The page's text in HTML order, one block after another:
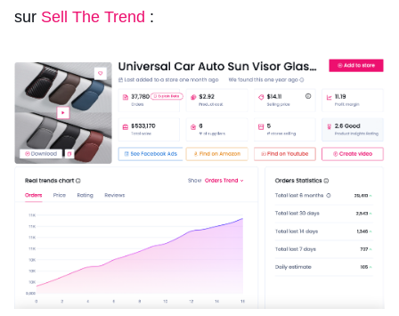
sur Sell The Trend :